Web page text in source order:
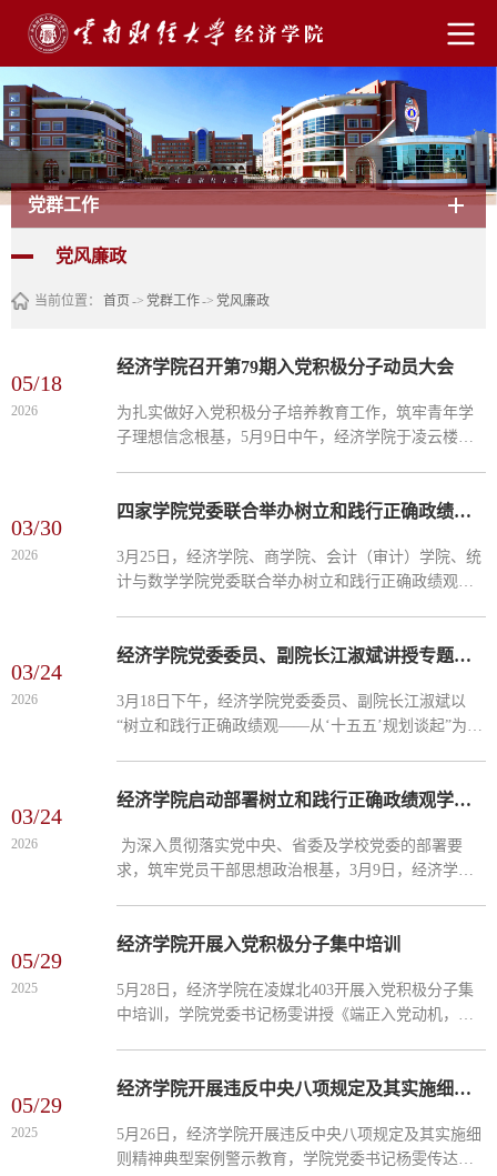
党群工作
党风廉政
当前位置： 首页 -> 党群工作-> 党风廉政
05/18
2026
经济学院召开第79期入党积极分子动员大会
为扎实做好入党积极分子培养教育工作，筑牢青年学
子理想信念根基，5月9日中午，经济学院于凌云楼南
次入党积极分...
03/30
2026
四家学院党委联合举办树立和践行正确政绩观专题辅导
3月25日，经济学院、商学院、会计（审计）学院、统
计与数学学院党委联合举办树立和践行正确政绩观学
政绩观主题，...
03/24
2026
经济学院党委委员、副院长江淑斌讲授专题党课
3月18日下午，经济学院党委委员、副院长江淑斌以
“树立和践行正确政绩观——从‘十五五’规划谈起”为主
江淑斌...
03/24
2026
经济学院启动部署树立和践行正确政绩观学习教育工作
为深入贯彻落实党中央、省委及学校党委的部署要
求，筑牢党员干部思想政治根基，3月9日，经济学院
支部书记参会...
05/29
2025
经济学院开展入党积极分子集中培训
5月28日，经济学院在凌媒北403开展入党积极分子集
中培训，学院党委书记杨雯讲授《端正入党动机，以
实际行动争取...
05/29
2025
经济学院开展违反中央八项规定及其实施细则精神典型案例警示教育
5月26日，经济学院开展违反中央八项规定及其实施细
则精神典型案例警示教育，学院党委书记杨雯传达学